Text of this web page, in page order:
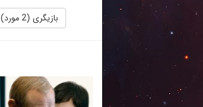
بازیگری (2 مورد)